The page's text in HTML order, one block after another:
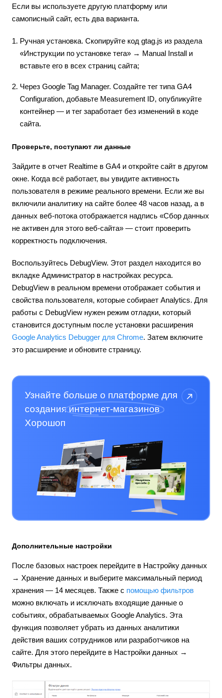
Если вы используете другую платформу или
самописный сайт, есть два варианта.
Ручная установка. Скопируйте код gtag.js из раздела
«Инструкции по установке тега» → Manual Install и
вставьте его в всех страниц сайта;
Через Google Tag Manager. Создайте тег типа GA4
Configuration, добавьте Measurement ID, опубликуйте
контейнер — и тег заработает без изменений в коде
сайта.
Проверьте, поступают ли данные
Зайдите в отчет Realtime в GA4 и откройте сайт в другом
окне. Когда всё работает, вы увидите активность
пользователя в режиме реального времени. Если же вы
включили аналитику на сайте более 48 часов назад, а в
данных веб-потока отображается надпись «Сбор данных
не активен для этого веб-сайта» — стоит проверить
корректность подключения.
Воспользуйтесь DebugView. Этот раздел находится во
вкладке Администратор в настройках ресурса.
DebugView в реальном времени отображает события и
свойства пользователя, которые собирает Analytics. Для
работы с DebugView нужен режим отладки, который
становится доступным после установки расширения
Google Analytics Debugger для Chrome. Затем включите
это расширение и обновите страницу.
Узнайте больше о платформе для
созданияинтернет-магазинов
Хорошоп
Дополнительные настройки
После базовых настроек перейдите в Настройку данных
→ Хранение данных и выберите максимальный период
хранения — 14 месяцев. Также с помощью фильтров
можно включать и исключать входящие данные о
событиях, обрабатываемых Google Analytics. Эта
функция позволяет убрать из данных аналитики
действия ваших сотрудников или разработчиков на
сайте. Для этого перейдите в Настройки данных →
Фильтры данных.